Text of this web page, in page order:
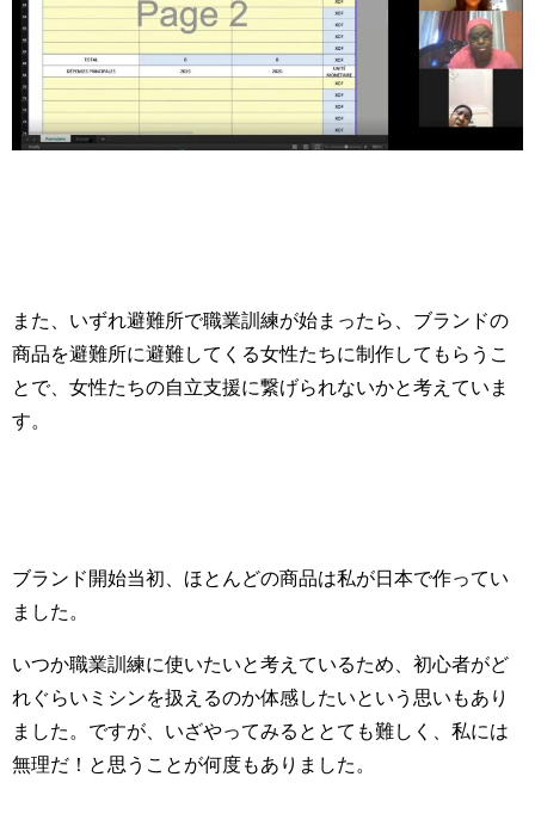
また、いずれ避難所で職業訓練が始まったら、ブランドの
商品を避難所に避難してくる女性たちに制作してもらうこ
とで、女性たちの自立支援に繋げられないかと考えていま
す。
ブランド開始当初、ほとんどの商品は私が日本で作ってい
ました。
いつか職業訓練に使いたいと考えているため、初心者がど
れぐらいミシンを扱えるのか体感したいという思いもあり
ました。ですが、いざやってみるととても難しく、私には
無理だ！と思うことが何度もありました。